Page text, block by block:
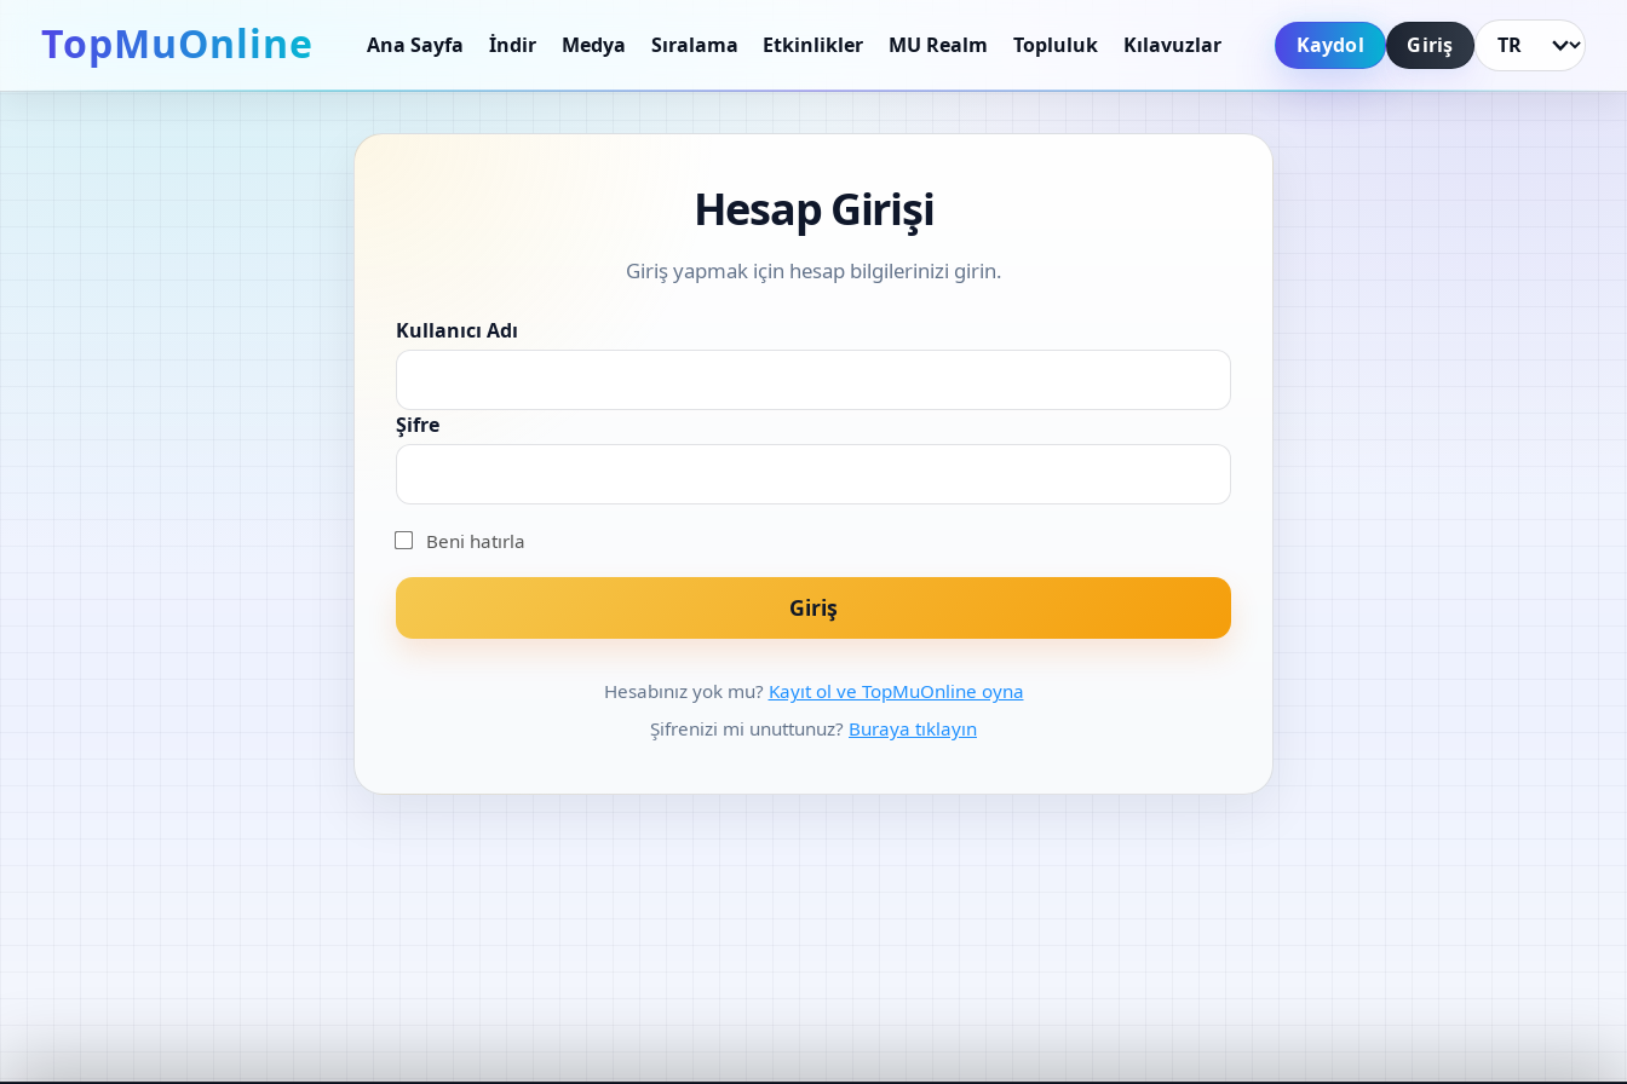
TopMuOnline Ana Sayfa İndir Medya Sıralama Etkinlikler MU Realm Topluluk Kılavuzlar Kaydol Giriş Dili Değiştir
Hesap Girişi
Giriş yapmak için hesap bilgilerinizi girin.
Kullanıcı Adı
Şifre
Beni hatırla
Giriş
Hesabınız yok mu? Kayıt ol ve TopMuOnline oyna
Şifrenizi mi unuttunuz? Buraya tıklayın